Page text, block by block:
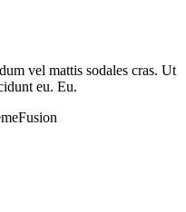
vel mattis sodales cras. Ut
eu. Eu.